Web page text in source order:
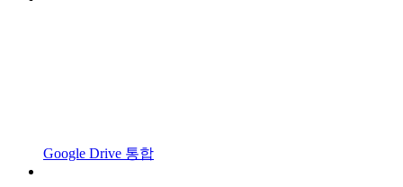
Google Drive 통합